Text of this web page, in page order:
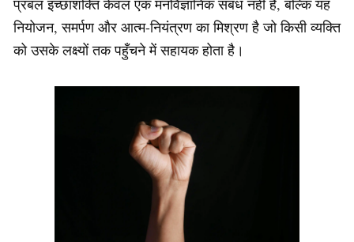
प्रबल इच्छाशक्ति केवल एक मनोवैज्ञानिक संबंध नहीं है, बल्कि यह
नियोजन, समर्पण और आत्म-नियंत्रण का मिश्रण है जो किसी व्यक्ति
को उसके लक्ष्यों तक पहुँचने में सहायक होता है।